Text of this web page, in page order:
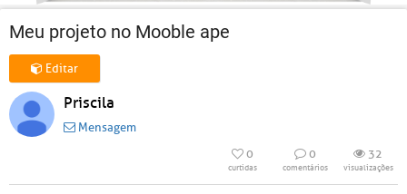
Meu projeto no Mooble ape
Editar
Priscila
Mensagem
0
curtidas
0
comentários
32
visualizações